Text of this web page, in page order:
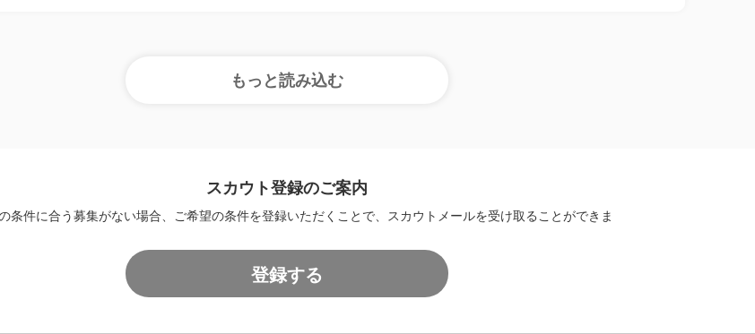
スカウト登録のご案内
条件に合う募集がない場合、ご希望の条件を登録いただくことで、スカウトメールを受け取ることができま
登録する